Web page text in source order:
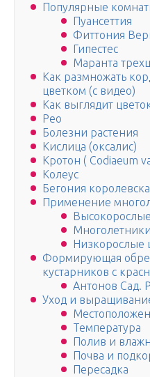
Популярные
Пуансеттия
Фиттония
Гипестес
Маранта
Как размножать
цветком (с видео)
Как выглядит
Рео
Болезни растения
Кислица (оксалис)
Кротон ( Codiaeum
Колеус
Бегония
Применение
Низкорослые
Формирующая
кустарников с
Антонов Сад.
Уход и
Температура
Полив и
Почва и
Пересадка